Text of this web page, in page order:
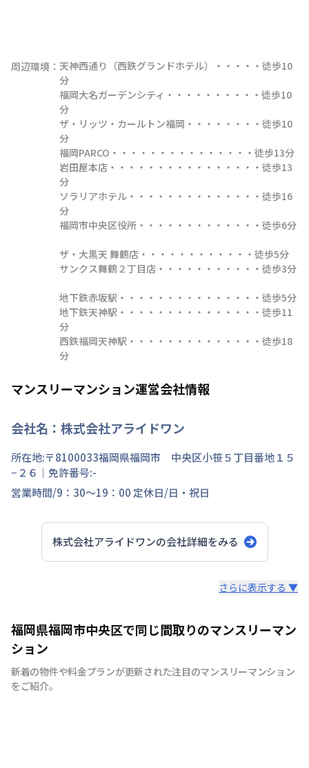
周辺環境： 天神西通り（西鉄グランドホテル）・・・・・徒歩10
分
福岡大名ガーデンシティ・・・・・・・・・・徒歩10
分
ザ・リッツ・カールトン福岡・・・・・・・・徒歩10
分
福岡PARCO・・・・・・・・・・・・・・・徒歩13分
岩田屋本店・・・・・・・・・・・・・・・・徒歩13
分
ソラリアホテル・・・・・・・・・・・・・・徒歩16
分
福岡市中央区役所・・・・・・・・・・・・・徒歩6分
ザ・大黒天 舞鶴店・・・・・・・・・・・・徒歩5分
サンクス舞鶴２丁目店・・・・・・・・・・・徒歩3分
地下鉄赤坂駅・・・・・・・・・・・・・・・徒歩5分
地下鉄天神駅・・・・・・・・・・・・・・・徒歩11
分
西鉄福岡天神駅・・・・・・・・・・・・・・徒歩18
分
マンスリーマンション運営会社情報
会社名： 株式会社アライドワン
所在地:〒8100033福岡県福岡市 中央区小笹５丁目番地１５
−２６ ｜免許番号:-
営業時間/9：30～19：00 定休日/日・祝日
株式会社アライドワンの会社詳細をみる
私たちは福岡の街が大好きです。だからこそ知って欲しい
福岡の魅力。 滞在中の宿泊費を少しでも安く抑える事に
より魅力ある福岡を大いに満喫していただきたいから。
それが私たちの想いです。
さらに表示する ▼
福岡県福岡市中央区で同じ間取りのマンスリーマン
ション
新着の物件や料金プランが更新された注目のマンスリーマンション
をご紹介。